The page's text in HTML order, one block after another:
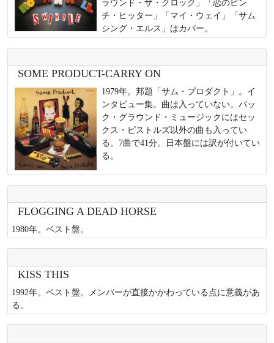
ラウンド・ザ・クロック」「恋のピン
チ・ヒッター」「マイ・ウェイ」「サム
シング・エルス」はカバー。
SOME PRODUCT-CARRY ON
1979年。邦題「サム・プロダクト」。イ
ンタビュー集。曲は入っていない。バッ
ク・グラウンド・ミュージックにはセッ
クス・ピストルズ以外の曲も入ってい
る。7曲で41分。日本盤には訳が付いてい
る。
FLOGGING A DEAD HORSE
1980年。ベスト盤。
KISS THIS
1992年。ベスト盤。メンバーが直接かかわっている点に意義があ
る。